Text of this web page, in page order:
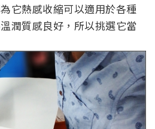
它熱感收縮可以適用於各種
潤質感良好，所以挑選它當